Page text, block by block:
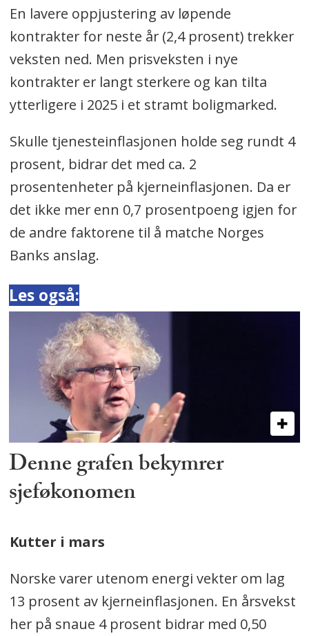
En lavere oppjustering av løpende
kontrakter for neste år (2,4 prosent) trekker
veksten ned. Men prisveksten i nye
kontrakter er langt sterkere og kan tilta
ytterligere i 2025 i et stramt boligmarked.
Skulle tjenesteinflasjonen holde seg rundt 4
prosent, bidrar det med ca. 2
prosentenheter på kjerneinflasjonen. Da er
det ikke mer enn 0,7 prosentpoeng igjen for
de andre faktorene til å matche Norges
Banks anslag.
Les også:
Denne grafen bekymrer
sjeføkonomen
Kutter i mars
Norske varer utenom energi vekter om lag
13 prosent av kjerneinflasjonen. En årsvekst
her på snaue 4 prosent bidrar med 0,50